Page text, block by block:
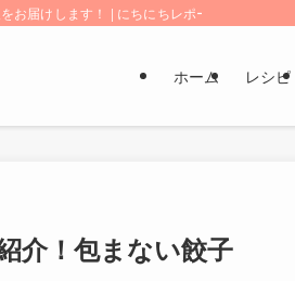
お届けします！ | にちにちレポート
ホーム レシピ
介！包まない餃子